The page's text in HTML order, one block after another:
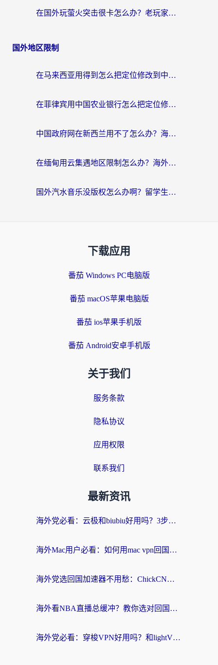
在国外玩萤火突击很卡怎么办？老玩家亲测有效的加速器选择指南
国外地区限制
在马来西亚用得到怎么把定位修改到中国国内？留学生亲测有效的追剧看片攻略
在菲律宾用中国农业银行怎么把定位修改到中国国内？海外华人必看的数字生活解决方案
中国政府网在新西兰用不了怎么办？海外华人追剧看新闻的实用指南
在缅甸用云集遇地区限制怎么办？海外党亲测有效解决方案来了！
国外汽水音乐没版权怎么办啊？留学生亲测有效的回国加速攻略
下载应用
番茄 Windows PC电脑版
番茄 macOS苹果电脑版
番茄 ios苹果手机版
番茄 Android安卓手机版
关于我们
服务条款
隐私协议
应用权限
联系我们
最新资讯
海外党必看：云极和biubiu好用吗？3步选对回国加速器，无缝刷国内剧玩手游
海外Mac用户必看：如何用mac vpn回国实现无缝刷国内剧玩国服？
海外党选回国加速器不用愁：ChickCN和SpeedCN好用吗？实测对比+避坑指南
海外看NBA直播总缓冲？教你选对回国加速器，无缝看球还能刷国内剧
海外党必看：穿梭VPN好用吗？和lightVPN对比哪个回国效果更好？附真实体验与选择指南